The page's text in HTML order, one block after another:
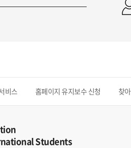
비스 홈페이지 유지보수 신청 찾
Students